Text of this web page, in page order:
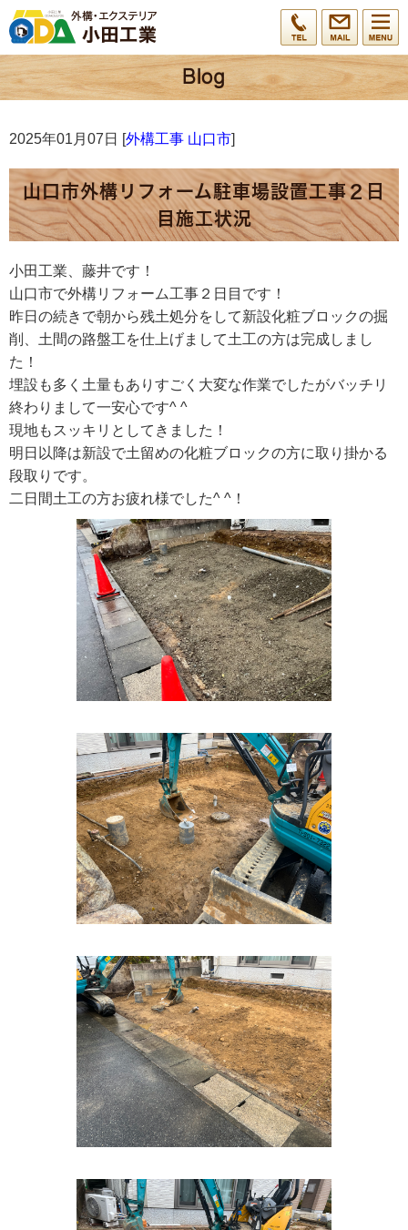
2025年01月07日 [外構工事 山口市]
山口市外構リフォーム駐車場設置工事２日
目施工状況
小田工業、藤井です！
山口市で外構リフォーム工事２日目です！
昨日の続きで朝から残土処分をして新設化粧ブロックの掘
削、土間の路盤工を仕上げまして土工の方は完成しまし
た！
埋設も多く土量もありすごく大変な作業でしたがバッチリ
終わりまして一安心です^ ^
現地もスッキリとしてきました！
明日以降は新設で土留めの化粧ブロックの方に取り掛かる
段取りです。
二日間土工の方お疲れ様でした^ ^！